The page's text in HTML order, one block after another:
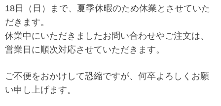
購 入
操作方法
「い〜とみるワーク」
よくある質問
ダウンロード
18日（日）まで、夏季休暇のため休業とさせていた
だきます。
休業中にいただきましたお問い合わせやご注文は、
営業日に順次対応させていただきます。
ご不便をおかけして恐縮ですが、何卒よろしくお願
い申し上げます。